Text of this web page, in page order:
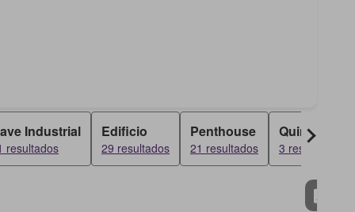
Industrial
resultados
Edificio
29 resultados
Penthouse
21 resultados
Quinta
3 resultados